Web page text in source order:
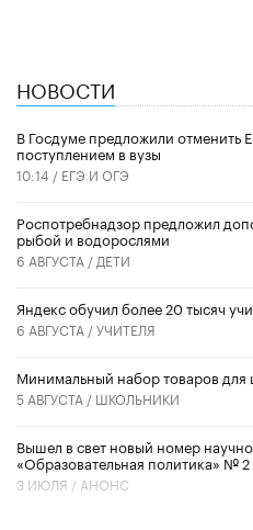
НОВОСТИ
В Госдуме предложили отменить
поступлением в вузы
10:14 / ЕГЭ И ОГЭ
Роспотребнадзор предложил
рыбой и водорослями
6 АВГУСТА / ДЕТИ
​Яндекс обучил более 20 тысяч
6 АВГУСТА /УЧИТЕЛЯ
Минимальный набор товаров
5 АВГУСТА / ШКОЛЬНИКИ
Вышел в свет новый номер
«Образовательная политика» №
3 ИЮЛЯ / АНОНС